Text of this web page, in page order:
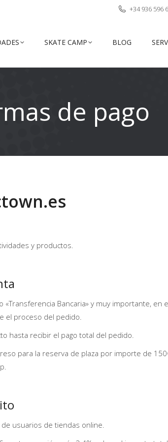
+34 936 596
SKATE CAMP BLOG
de pago
y productos.
Bancaria» y muy importante,
el proceso del pedido.
hasta recibir el pago total del pedido.
para la reserva de plaza por importe de
de usuarios de tiendas online.